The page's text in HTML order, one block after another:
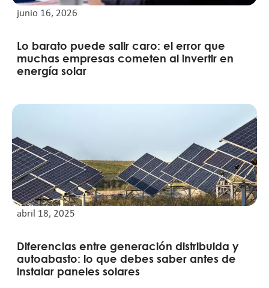
junio 16, 2026
Lo barato puede salir caro: el error que
muchas empresas cometen al invertir en
energía solar
abril 18, 2025
Diferencias entre generación distribuida y
autoabasto: lo que debes saber antes de
instalar paneles solares